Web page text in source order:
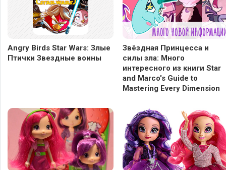
Angry Birds Star Wars: Злые
Птички Звездные воины
Звёздная Принцесса и
силы зла: Много
интересного из книги Star
and Marco's Guide to
Mastering Every Dimension